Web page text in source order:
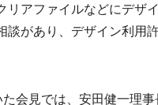
アファイルなどにデザ
談があり、デザイン利用
会見では、安田健一理